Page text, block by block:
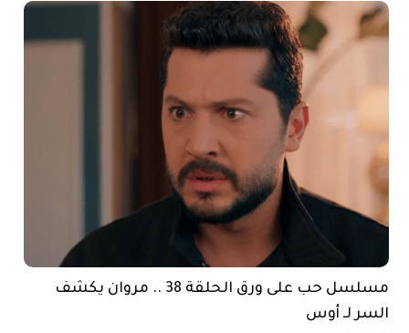
مسلسل حب على ورق الحلقة 38 .. مروان يكشف
السر لـ أوس